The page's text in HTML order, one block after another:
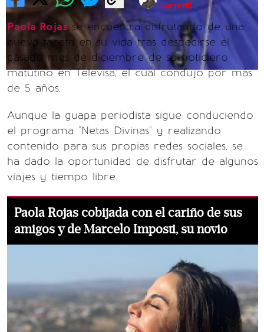
Ver perfil
Paola Rojasse encuentra disfrutando de una
nueva faceta en su vida tras despedirse el
pasado mes de diciembre de su noticiero
matutino en Televisa, el cual condujo por más
de 5 años.
Aunque la guapa periodista sigue conduciendo
el programa "Netas Divinas" y realizando
contenido para sus propias redes sociales, se
ha dado la oportunidad de disfrutar de algunos
viajes y tiempo libre.
Paola Rojas cobijada con el cariño de sus
amigos y de Marcelo Imposti, su novio